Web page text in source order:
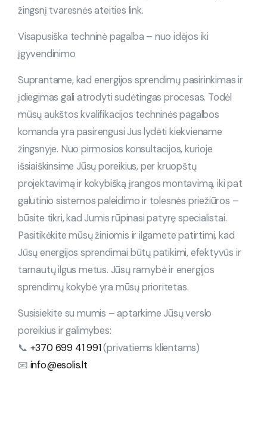
žingsnį tvaresnės ateities link.
Visapusiška techninė pagalba – nuo idėjos iki
įgyvendinimo
Suprantame, kad energijos sprendimų pasirinkimas ir
įdiegimas gali atrodyti sudėtingas procesas. Todėl
mūsų aukštos kvalifikacijos techninės pagalbos
komanda yra pasirengusi Jus lydėti kiekviename
žingsnyje. Nuo pirmosios konsultacijos, kurioje
išsiaiškinsime Jūsų poreikius, per kruopštų
projektavimą ir kokybišką įrangos montavimą, iki pat
galutinio sistemos paleidimo ir tolesnės priežiūros –
būsite tikri, kad Jumis rūpinasi patyrę specialistai.
Pasitikėkite mūsų žiniomis ir ilgamete patirtimi, kad
Jūsų energijos sprendimai būtų patikimi, efektyvūs ir
tarnautų ilgus metus. Jūsų ramybė ir energijos
sprendimų kokybė yra mūsų prioritetas.
Susisiekite su mumis – aptarkime Jūsų verslo
poreikius ir galimybes:
📞 +370 699 41 991(privatiems klientams)
📧 info@esolis.lt